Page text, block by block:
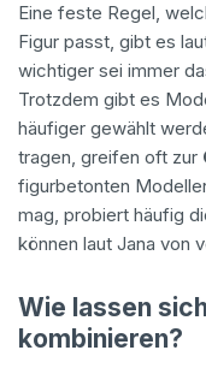
Eine feste Regel,
Figur passt, gibt es
wichtiger sei immer
Trotzdem gibt es
häufiger gewählt
tragen, greifen oft zur
figurbetonten
mag, probiert häufig
können laut Jana von
Wie lassen
kombinieren?